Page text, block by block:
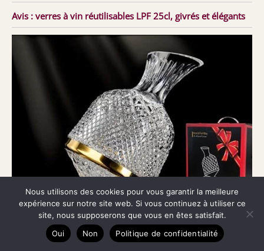
Avis : verres à vin réutilisables LPF 25cl, givrés et élégants
Nous utilisons des cookies pour vous garantir la meilleure
expérience sur notre site web. Si vous continuez à utiliser ce
site, nous supposerons que vous en êtes satisfait.
Oui
Non Politique de confidentialité